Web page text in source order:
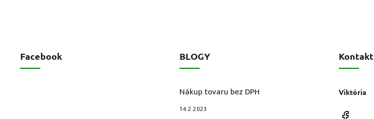
Facebook BLOGY
Nákup tovaru bez DPH
14.2.2023
Kontakt
Viktória